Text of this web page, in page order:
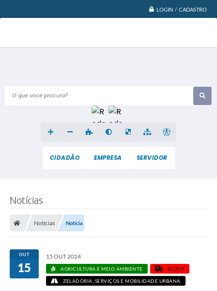
LOGIN / CADASTRO
O que voce procura?
CIDADÃO EMPRESA SERVIDOR
Notícias
Notícias Notícia
OUT
15
15 OUT 2024
AGRICULTURA E MEIO AMBIENTE SAÚDE
ZELADORIA, SERVIÇOS E MOBILIDADE URBANA